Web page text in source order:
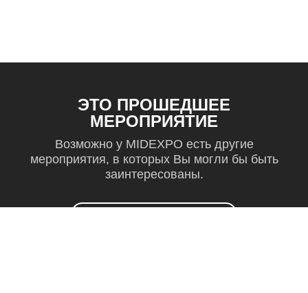
ЭТО ПРОШЕДШЕЕ
МЕРОПРИЯТИЕ
Возможно у MIDEXPO есть другие
мероприятия, в которых Вы могли бы быть
заинтересованы.